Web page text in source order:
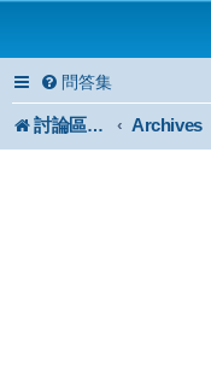
問答集
討論區首頁 Archives